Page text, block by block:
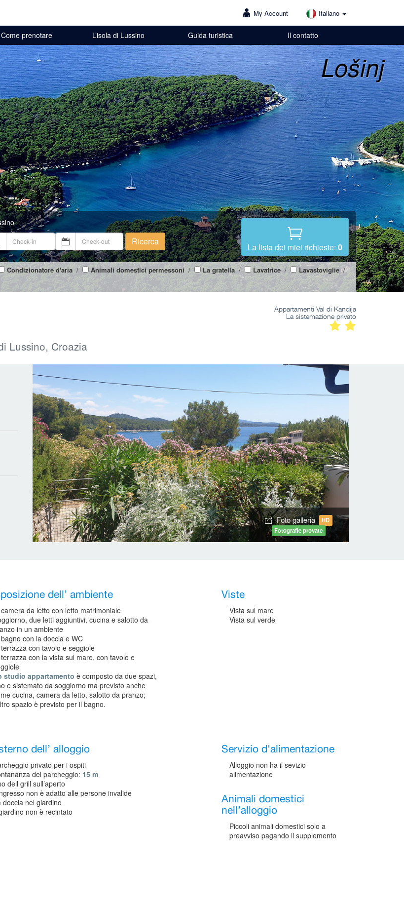
My Account Italiano
Come prenotare L’isola di Lussino Guida turistica Il contatto
Lošinj
Ricerca
La lista dei miei richieste: 0
Condizionatore d'aria / Animali domestici permessoni / La gratella / Lavatrice/ Lavastoviglie/
Lussino, Croazia
Appartamenti Val di Kandija
La sistemazione privato
Foto galleria HD
Fotografie provate
dell’ ambiente
da letto con letto matrimoniale
due letti aggiuntivi, cucina e salotto da
in un ambiente
con la doccia e WC
con tavolo e seggiole
con la vista sul mare, con tavolo e
studio appartamento è composto da due spazi,
e sistemato da soggiorno ma previsto anche
cucina, camera da letto, salotto da pranzo;
spazio è previsto per il bagno.
Viste
Vista sul mare
Vista sul verde
dell’ alloggio
privato per i ospiti
del parcheggio: 15 m
dell grill sull’aperto
non è adatto alle persone invalide
doccia nel giardino
non è recintato
Servizio d'alimentazione
Alloggio non ha il sevizio-
alimentazione
Animali domestici
nell’alloggio
Piccoli animali domestici solo a
preavviso pagando il supplemento